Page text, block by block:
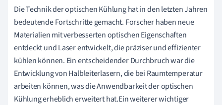
Die Technik der optischen Kühlung hat in den letzten Jahren
bedeutende Fortschritte gemacht. Forscher haben neue
Materialien mit verbesserten optischen Eigenschaften
entdeckt und Laser entwickelt, die präziser und effizienter
kühlen können. Ein entscheidender Durchbruch war die
Entwicklung von Halbleiterlasern, die bei Raumtemperatur
arbeiten können, was die Anwendbarkeit der optischen
Kühlung erheblich erweitert hat.Ein weiterer wichtiger